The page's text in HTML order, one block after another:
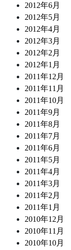
2012年6月
2012年5月
2012年4月
2012年3月
2012年2月
2012年1月
2011年12月
2011年11月
2011年10月
2011年9月
2011年8月
2011年7月
2011年6月
2011年5月
2011年4月
2011年3月
2011年2月
2011年1月
2010年12月
2010年11月
2010年10月